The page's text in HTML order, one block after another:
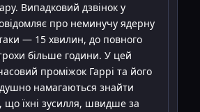
Випадковий дзвінок у
про неминучу ядерну
— 15 хвилин, до повного
більше години. У цей
проміжок Гаррі та його
намагаються знайти
їхні зусилля, швидше за